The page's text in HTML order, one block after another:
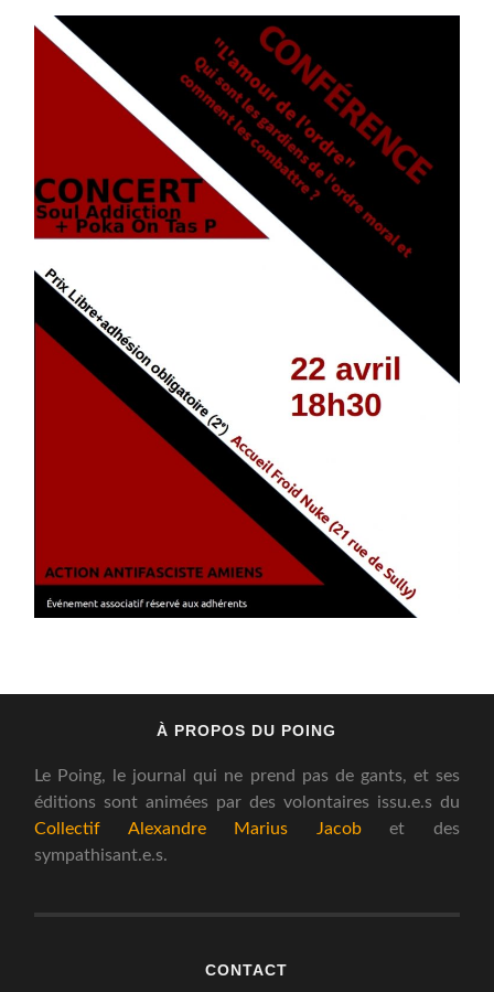
À PROPOS DU POING
Le Poing, le journal qui ne prend pas de gants, et ses
éditions sont animées par des volontaires issu.e.s du
Collectif Alexandre Marius Jacobet des
sympathisant.e.s.
CONTACT